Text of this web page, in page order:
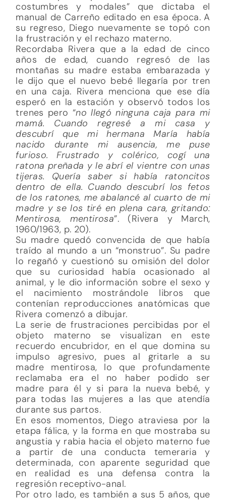
costumbres y modales” que dictaba el
manual de Carreño editado en esa época. A
su regreso, Diego nuevamente se topó con
la frustración y el rechazo materno.
Recordaba Rivera que a la edad de cinco
años de edad, cuando regresó de las
montañas su madre estaba embarazada y
le dijo que el nuevo bebé llegaría por tren
en una caja. Rivera menciona que ese día
esperó en la estación y observó todos los
trenes pero “no llegó ninguna caja para mi
mamá. Cuando regresé a mi casa y
descubrí que mi hermana María había
nacido durante mi ausencia, me puse
furioso. Frustrado y colérico, cogí una
ratona preñada y le abrí el vientre con unas
tijeras. Quería saber si había ratoncitos
dentro de ella. Cuando descubrí los fetos
de los ratones, me abalancé al cuarto de mi
madre y se los tiré en plena cara, gritando:
Mentirosa, mentirosa”. (Rivera y March,
1960/1963, p. 20).
Su madre quedó convencida de que había
traído al mundo a un “monstruo”. Su padre
lo regañó y cuestionó su omisión del dolor
que su curiosidad había ocasionado al
animal, y le dio información sobre el sexo y
el nacimiento mostrándole libros que
contenían reproducciones anatómicas que
Rivera comenzó a dibujar.
La serie de frustraciones percibidas por el
objeto materno se visualizan en este
recuerdo encubridor, en el que domina su
impulso agresivo, pues al gritarle a su
madre mentirosa, lo que profundamente
reclamaba era el no haber podido ser
madre para él y si para la nueva bebé, y
para todas las mujeres a las que atendía
durante sus partos.
En esos momentos, Diego atraviesa por la
etapa fálica, y la forma en que mostraba su
angustia y rabia hacia el objeto materno fue
a partir de una conducta temeraria y
determinada, con aparente seguridad que
en realidad es una defensa contra la
regresión receptivo-anal.
Por otro lado, es también a sus 5 años, que